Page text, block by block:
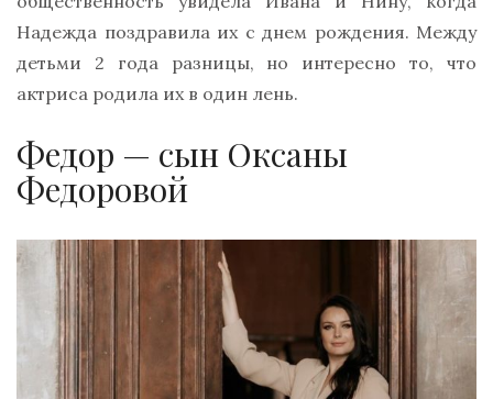
Надежда поздравила их с днем рождения. Между
детьми 2 года разницы, но интересно то, что
актриса родила их в один лень.
Федор — сын Оксаны
Федоровой